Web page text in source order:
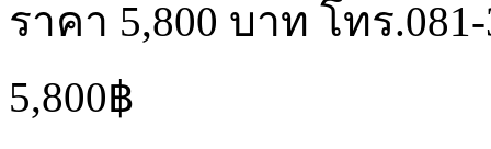
ราคา 5,800 บาท โทร.081-
5,800฿